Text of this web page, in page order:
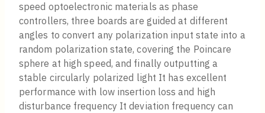
speed optoelectronic materials as phase
controllers, three boards are guided at different
angles to convert any polarization input state into a
random polarization state, covering the Poincare
sphere at high speed, and finally outputting a
stable circularly polarized light It has excellent
performance with low insertion loss and high
disturbance frequency It deviation frequency can